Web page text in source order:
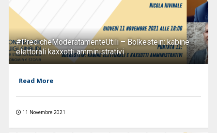
#PredicheModeratamenteUtili – Bolkestein: kabine
elettorali kaxxotti amministrativi
Read More
11 Novembre 2021